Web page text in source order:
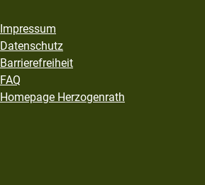
Impressum
Datenschutz
Barrierefreiheit
FAQ
Homepage Herzogenrath